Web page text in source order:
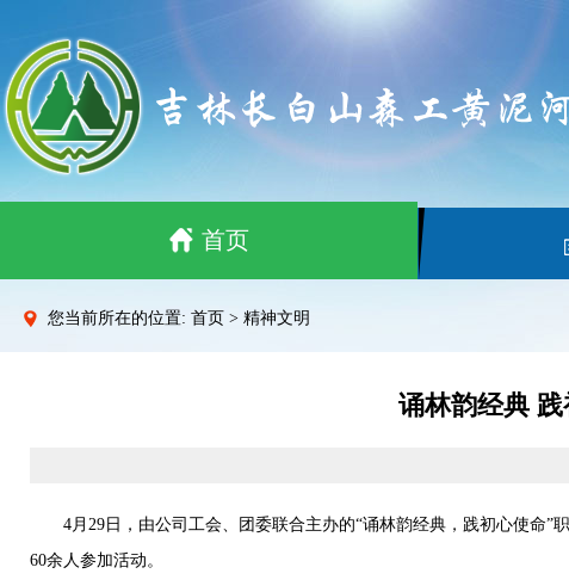
首页
您当前所在的位置: 首页 > 精神文明
诵林韵经典
4月29日，由公司工会、团委联合主办的“诵林韵经典，践初心使命”
60余人参加活动。